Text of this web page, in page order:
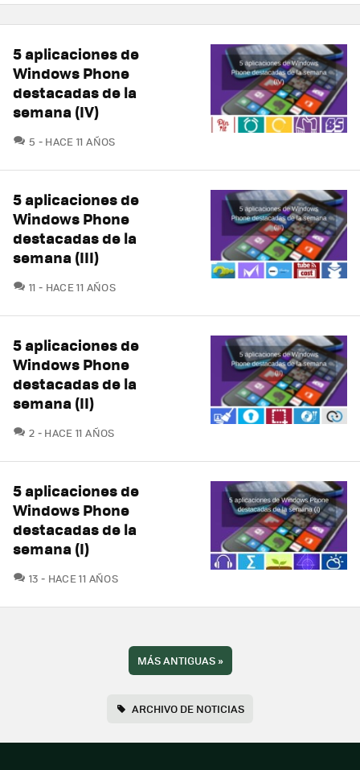
5 aplicaciones de
Windows Phone
destacadas de la
semana (IV)
5 COMENTARIOS
HACE 11 AÑOS
5 aplicaciones de
Windows Phone
destacadas de la
semana (III)
11 COMENTARIOS
HACE 11 AÑOS
5 aplicaciones de
Windows Phone
destacadas de la
semana (II)
2 COMENTARIOS
HACE 11 AÑOS
5 aplicaciones de
Windows Phone
destacadas de la
semana (I)
13 COMENTARIOS
HACE 11 AÑOS
MÁS ANTIGUAS»
ARCHIVO DE NOTICIAS